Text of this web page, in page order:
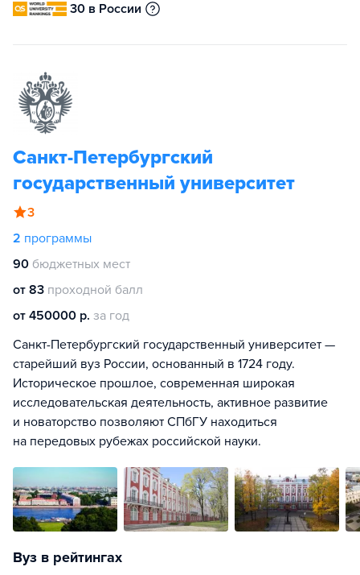
30 в России
Санкт-Петербургский
государственный университет
3
2 программы
90 бюджетных мест
от 83 проходной балл
от 450000 р. за год
Санкт-Петербургский государственный университет —
старейший вуз России, основанный в 1724 году.
Историческое прошлое, современная широкая
исследовательская деятельность, активное развитие
и новаторство позволяют СПбГУ находиться
на передовых рубежах российской науки.
Вуз в рейтингах